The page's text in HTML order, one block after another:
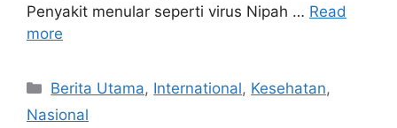
Penyakit menular seperti virus Nipah … Read
more
C
a
Berita Utama, International, Kesehatan,
Nasional